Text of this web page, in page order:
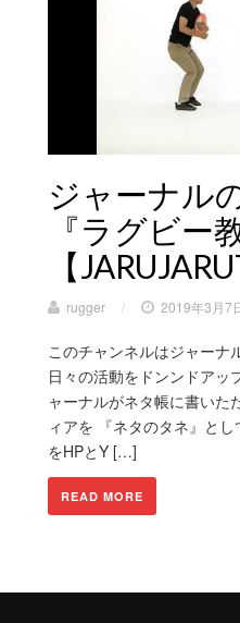
ジャーナル
『ラグビー
【
rugger / 2019年3月7
このチャンネルはジャーナ
日々の活動をドンンドアッ
ャーナルがネタ帳に書いた
ィアを 『ネタのタネ』と
をHPとY […]
READ MORE